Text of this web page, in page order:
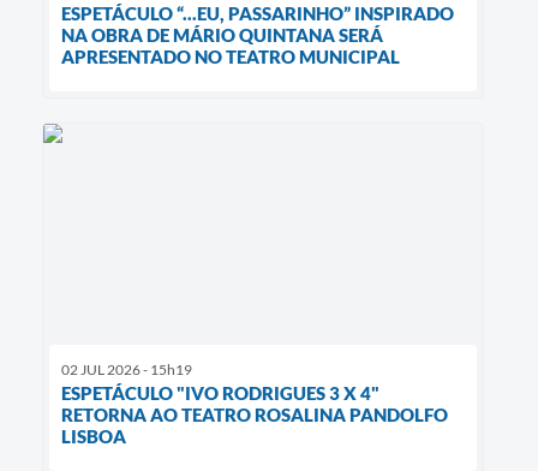
ESPETÁCULO “...EU, PASSARINHO” INSPIRADO
NA OBRA DE MÁRIO QUINTANA SERÁ
APRESENTADO NO TEATRO MUNICIPAL
02 JUL 2026 - 15h19
ESPETÁCULO "IVO RODRIGUES 3 X 4"
RETORNA AO TEATRO ROSALINA PANDOLFO
LISBOA